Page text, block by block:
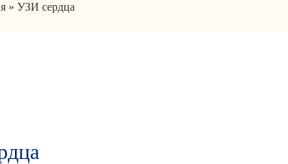
» УЗИ сердца